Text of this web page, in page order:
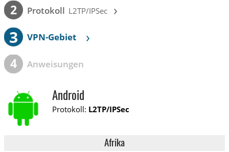
2 Protokoll L2TP/IPSec ›
3 VPN-Gebiet ›
4 Anweisungen
Android
Protokoll: L2TP/IPSec
Afrika